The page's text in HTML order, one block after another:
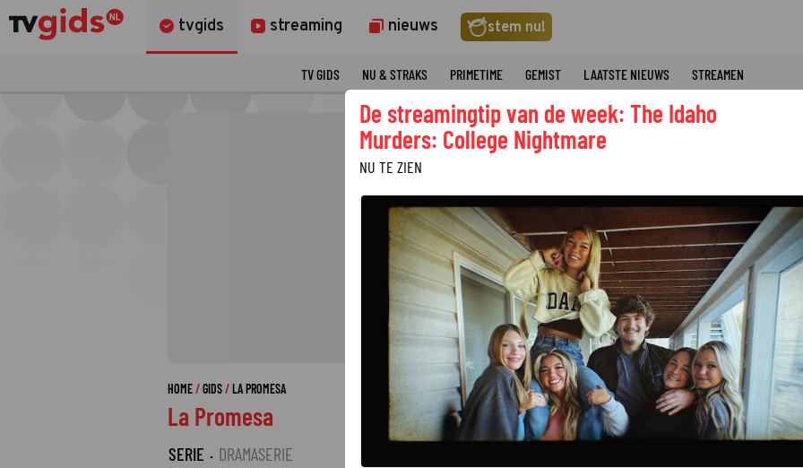
tvgids streaming nieuws stem nu!
TV GIDS NU & STRAKS PRIMETIME GEMIST LAATSTE NIEUWS STREAMEN
HOME GIDS LA PROMESA
La Promesa
SERIE · DRAMASERIE
FILMS
De streamingtip van de week: The Idaho
Murders: College Nightmare
NU TE ZIEN